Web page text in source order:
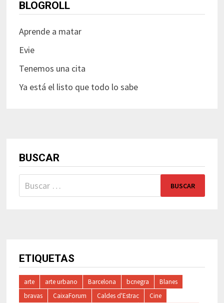
BLOGROLL
Aprende a matar
Evie
Tenemos una cita
Ya está el listo que todo lo sabe
BUSCAR
Buscar:
ETIQUETAS
arte arte urbano Barcelona bcnegra
Blanes
bravas
CaixaForum Caldes d'Estrac
Cine